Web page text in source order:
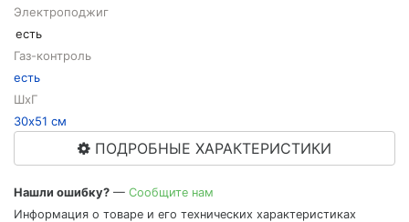
Электроподжиг
есть
Газ-контроль
есть
ШхГ
30х51 см
ПОДРОБНЫЕ ХАРАКТЕРИСТИКИ
Нашли ошибку? — Сообщите нам
Информация о товаре и его технических характеристиках